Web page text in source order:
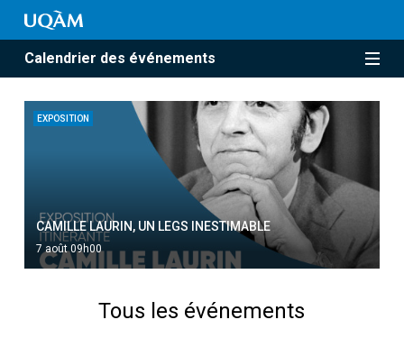
Calendrier des événements
EXPOSITION
CAMILLE LAURIN, UN LEGS INESTIMABLE
7 août 09h00
Tous les événements